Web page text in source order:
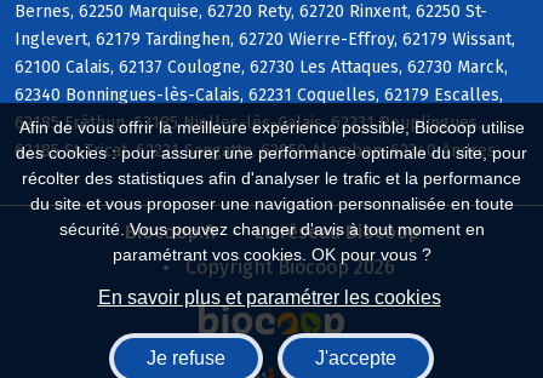
Afin de vous offrir la meilleure expérience possible, Biocoop utilise
des cookies : pour assurer une performance optimale du site, pour
récolter des statistiques afin d'analyser le trafic et la performance
du site et vous proposer une navigation personnalisée en toute
sécurité. Vous pouvez changer d'avis à tout moment en
paramétrant vos cookies. OK pour vous ?
En savoir plus et paramétrer les cookies
Je refuse J'accepte
Bernes, 62250 Marquise, 62720 Rety, 62720 Rinxent, 62250 St-
Inglevert, 62179 Tardinghen, 62720 Wierre-Effroy, 62179 Wissant,
62100 Calais, 62137 Coulogne, 62730 Les Attaques, 62730 Marck,
62340 Bonningues-lès-Calais, 62231 Coquelles, 62179 Escalles,
62185 Fréthun, 62185 Nielles-lès-Calais, 62231 Peuplingues,
62185 St-Tricat, 62231 Sangatte, 62850 Alembon, 62340 Andres
Biocoop.fr
Le réseau Biocoop
Copyright Biocoop 2026